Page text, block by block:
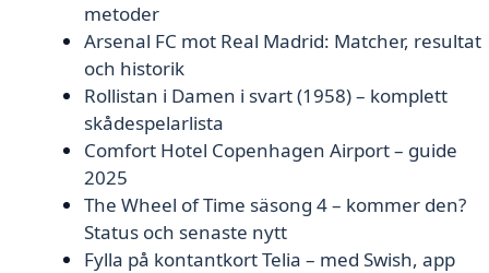
metoder
Arsenal FC mot Real Madrid: Matcher, resultat
och historik
Rollistan i Damen i svart (1958) – komplett
skådespelarlista
Comfort Hotel Copenhagen Airport – guide
2025
The Wheel of Time säsong 4 – kommer den?
Status och senaste nytt
Fylla på kontantkort Telia – med Swish, app